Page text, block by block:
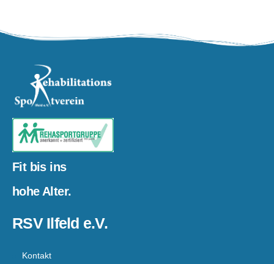
Fit bis ins
hohe Alter.
RSV Ilfeld e.V.
Kontakt